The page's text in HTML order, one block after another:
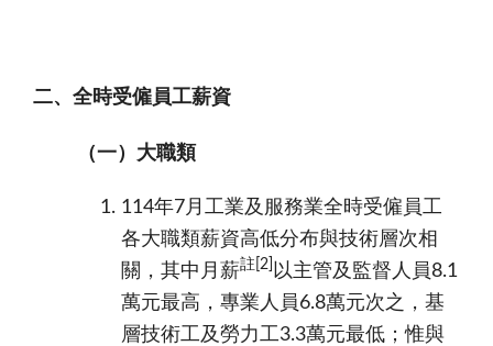
二、全時受僱員工薪資
（一）大職類
114年7月工業及服務業全時受僱員工
各大職類薪資高低分布與技術層次相
關 ， 其中 月薪註 [2] 以主管及監督人員8.1
萬元最高，專業人員6.8萬元次之，基
層技術工及勞力工3.3萬元最低；惟與